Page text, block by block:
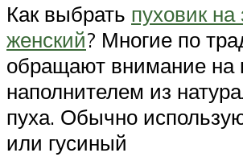
Как выбрать пуховик на
женский? Многие по
обращают внимание на
наполнителем из
пуха. Обычно
или гусиный